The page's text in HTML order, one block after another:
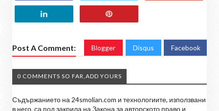
Post A Comment: Blogger Disqus Facebook
0 COMMENTS SO FAR,ADD YOURS
Съдържанието на 24smolian.com и технологиите, използвани
в него, са под закрила на Закона за авторското право и